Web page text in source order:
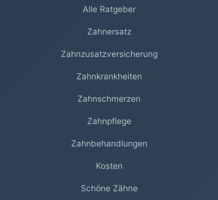
Alle Ratgeber
Zahnersatz
Zahnzusatzversicherung
Zahnkrankheiten
Zahnschmerzen
Zahnpflege
Zahnbehandlungen
Kosten
Schöne Zähne